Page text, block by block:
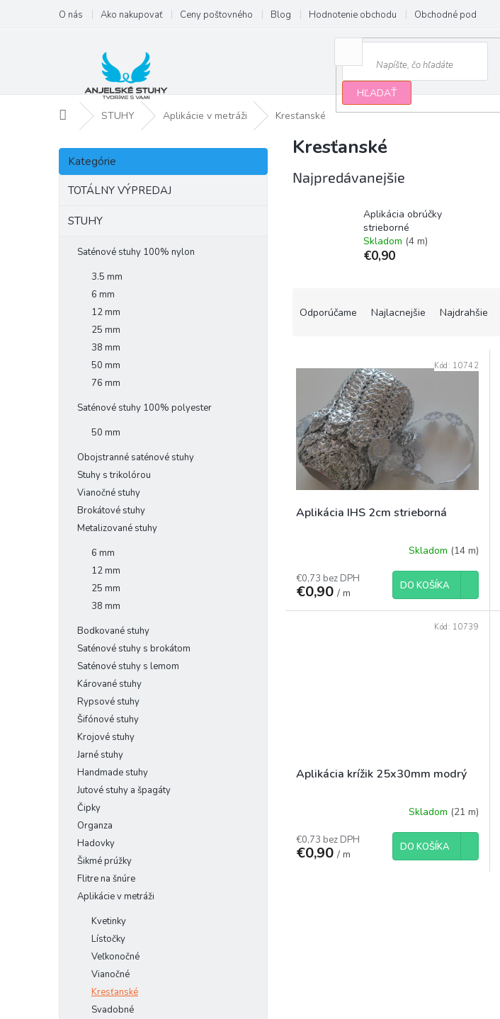
obsah
O nás Ako nakupovať Ceny poštovného Blog Hodnotenie obchodu Obchodné podmienky
HĽADAŤ
DomovSTUHY Aplikácie v metráži Kresťanské
B
č
Preskočiť
kategórie
Kategórie
TOTÁLNY VÝPREDAJ
STUHY
Saténové stuhy 100% nylon
3.5 mm
6 mm
12 mm
25 mm
38 mm
50 mm
76 mm
Saténové stuhy 100% polyester
50 mm
Obojstranné saténové stuhy
Stuhy s trikolórou
Vianočné stuhy
Brokátové stuhy
Metalizované stuhy
6 mm
12 mm
25 mm
38 mm
Bodkované stuhy
Saténové stuhy s brokátom
Saténové stuhy s lemom
Kárované stuhy
Rypsové stuhy
Šifónové stuhy
Krojové stuhy
Jarné stuhy
Handmade stuhy
Jutové stuhy a špagáty
Čipky
Organza
Hadovky
Šikmé prúžky
Flitre na šnúre
Aplikácie v metráži
Kvetinky
Lístočky
Veľkonočné
Vianočné
Kresťanské
Svadobné
Kresťanské
Najpredávanejšie
Aplikácia obrúčky
strieborné
Skladom (4 m)
€0,90
o
d
u
o
Odporúčame Najlacnejšie Najdrahšie
ý
p
o
kAplikácia IHS 2cm strieborná
Skladom (14 m)
€0,73 bez DPH
€0,90 / m
DO KOŠÍKA
Kód: 10742
Aplikácia krížik 25x30mm modrý
Skladom (21 m)
€0,73 bez DPH
€0,90 / m
DO KOŠÍKA
Kód: 10739